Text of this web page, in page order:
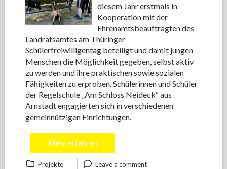
diesem Jahr erstmals in
Kooperation mit der
Ehrenamtsbeauftragten des
Landratsamtes am Thüringer
Schülerfreiwilligentag beteiligt und damit jungen
Menschen die Möglichkeit gegeben, selbst aktiv
zu werden und ihre praktischen sowie sozialen
Fähigkeiten zu erproben. Schülerinnen und Schüler
der Regelschule „Am Schloss Neideck“ aus
Arnstadt engagierten sich in verschiedenen
gemeinnützigen Einrichtungen.
Mehr erfahren
Projekte Leave a comment